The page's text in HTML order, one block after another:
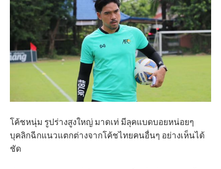
โค้ชหนุ่ม รูปร่างสูงใหญ่ มาดเท่ มีลุคแบดบอยหน่อยๆ
บุคลิกฉีกแนวแตกต่างจากโค้ชไทยคนอื่นๆ อย่างเห็นได้
ชัด